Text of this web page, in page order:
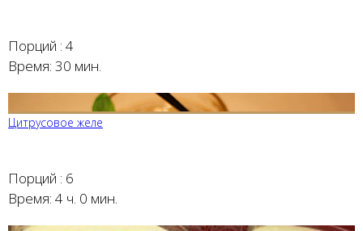
Порций : 4
Время: 30 мин.
Цитрусовое желе
Порций : 6
Время: 4 ч. 0 мин.